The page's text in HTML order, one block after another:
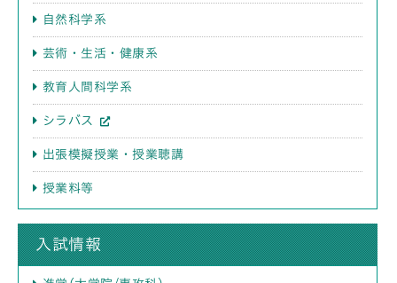
自然科学系
芸術・生活・健康系
教育人間科学系
シラバス
出張模擬授業・授業聴講
授業料等
入試情報